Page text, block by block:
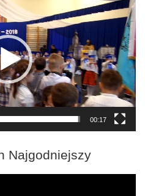
00:17
Najgodniejszy